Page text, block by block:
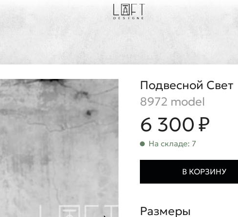
Подвесной Свет
8972 model
6 300 ₽
На складе: 7
В КОРЗИНУ
Размеры